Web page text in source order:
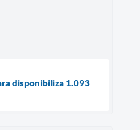
disponibiliza 1.093